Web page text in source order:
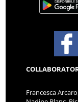
Francesca